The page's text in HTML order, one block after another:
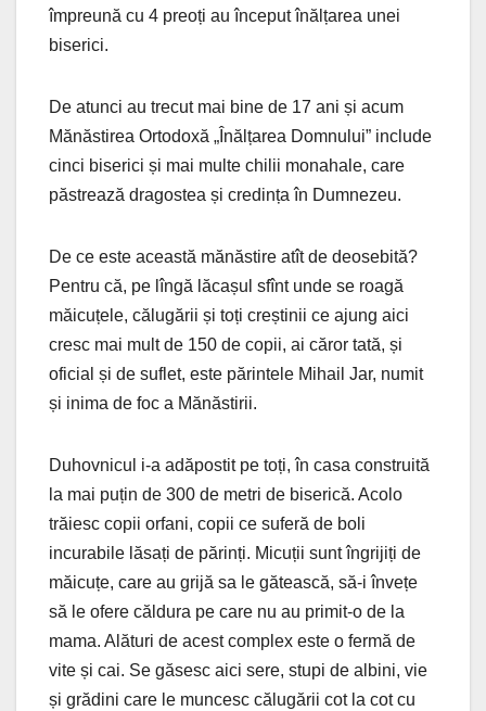
împreună cu 4 preoți au început înălțarea unei
biserici.
De atunci au trecut mai bine de 17 ani și acum
Mănăstirea Ortodoxă „Înălțarea Domnului” include
cinci biserici și mai multe chilii monahale, care
păstrează dragostea și credința în Dumnezeu.
De ce este această mănăstire atît de deosebită?
Pentru că, pe lîngă lăcașul sfînt unde se roagă
măicuțele, călugării și toți creștinii ce ajung aici
cresc mai mult de 150 de copii, ai căror tată, și
oficial și de suflet, este părintele Mihail Jar, numit
și inima de foc a Mănăstirii.
Duhovnicul i-a adăpostit pe toți, în casa construită
la mai puțin de 300 de metri de biserică. Acolo
trăiesc copii orfani, copii ce suferă de boli
incurabile lăsați de părinți. Micuții sunt îngrijiți de
măicuțe, care au grijă sa le gătească, să-i învețe
să le ofere căldura pe care nu au primit-o de la
mama. Alături de acest complex este o fermă de
vite și cai. Se găsesc aici sere, stupi de albini, vie
și grădini care le muncesc călugării cot la cot cu